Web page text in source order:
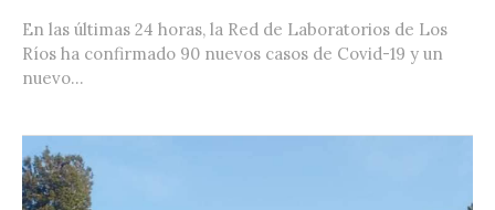
En las últimas 24 horas, la Red de Laboratorios de Los
Ríos ha confirmado 90 nuevos casos de Covid-19 y un
nuevo...